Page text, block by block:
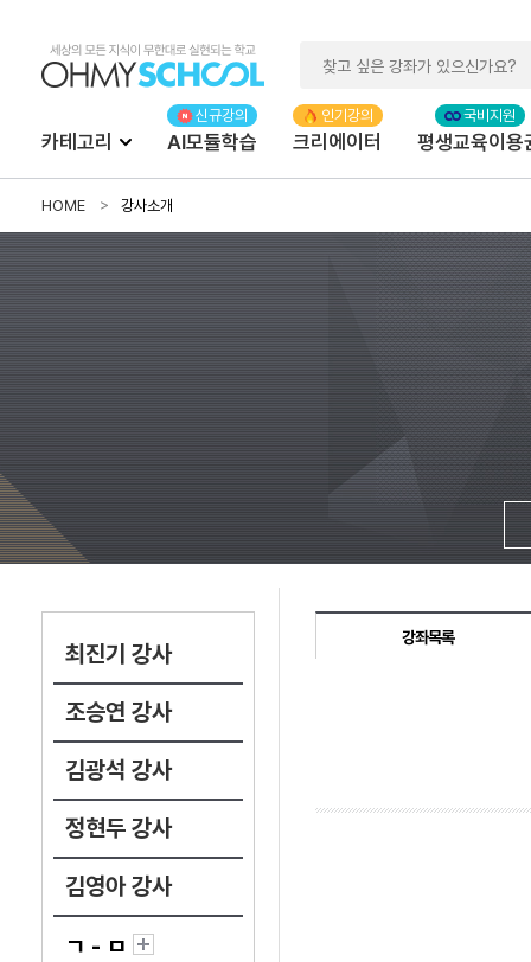
카테고리 AI모듈학습 크리에이터 평생교육이용
HOME 강사소개
최진기 강사
조승연 강사
김광석 강사
정현두 강사
김영아 강사
ㄱ - ㅁ
강좌목록